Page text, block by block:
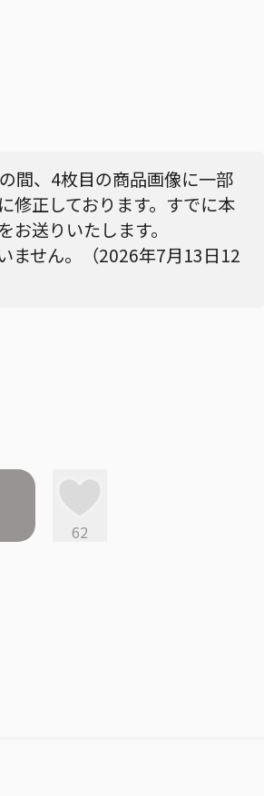
間、4枚目の商品画像に一部
修正しております。すでに本
送りいたします。
ません。（2026年7月13日12
62